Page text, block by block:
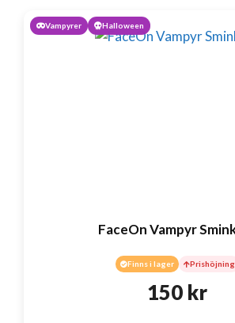
300
Vampyrer Halloween
FaceOn Vampyr
Finns i lager Prishöjning
150 kr